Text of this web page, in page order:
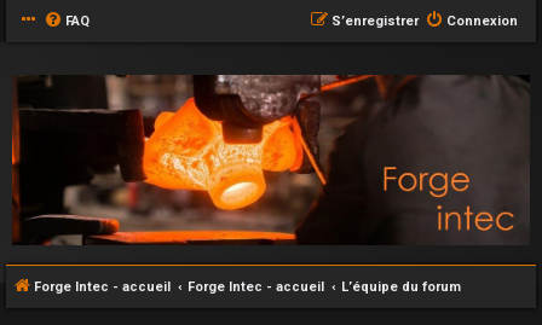
FAQ Connexion
S’enregistrer
Forge Intec - accueil Forge Intec - accueil L’équipe du forum